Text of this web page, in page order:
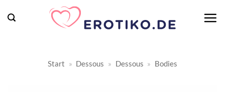
Inhalt
Start » Dessous » Dessous » Bodies